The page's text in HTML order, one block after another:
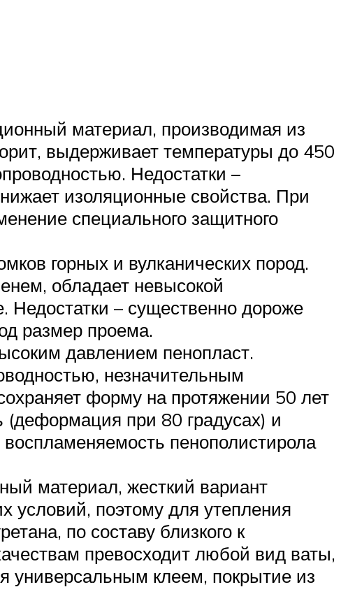
материал, производимая из
выдерживает температуры до 450
Недостатки –
изоляционные свойства. При
специального защитного
горных и вулканических пород.
обладает невысокой
Недостатки – существенно дороже
размер проема.
давлением пенопласт.
незначительным
форму на протяжении 50 лет
(деформация при 80 градусах) и
пенополистирола
материал, жесткий вариант
условий, поэтому для утепления
по составу близкого к
превосходит любой вид ваты,
универсальным клеем, покрытие из